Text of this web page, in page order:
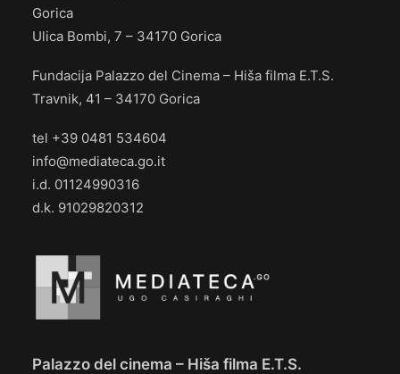
Gorica
Ulica Bombi, 7 – 34170 Gorica
Fundacija Palazzo del Cinema – Hiša filma E.T.S.
Travnik, 41 – 34170 Gorica
tel +39 0481 534604
info@mediateca.go.it
i.d. 01124990316
d.k. 91029820312
Palazzo del cinema – Hiša filma E.T.S.